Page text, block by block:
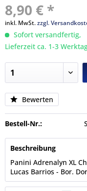
8,90 € *
inkl. MwSt.zzgl.
Sofort versandfertig,
Lieferzeit ca. 1-3
Bewerten
Bestell-Nr.:
Beschreibung
Panini Adrenalyn XL
Lucas Barrios - Bor.